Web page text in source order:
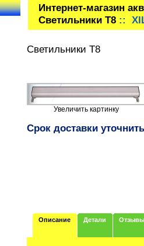
Интернет-магазин
Светильники T8::
Светильники T8
Увеличить картинку
Срок доставки уточнить
Описание Детали Отзывы